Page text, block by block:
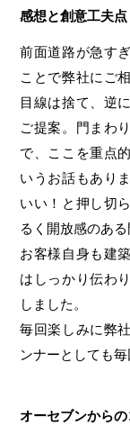
感想と創意工夫点
前面道路が急す
ことで弊社にご
目線は捨て、逆
ご提案。門まわ
で、ここを重点
いうお話もあり
いい！と押し切
るく開放感のあ
お客様自身も建
はしっかり伝わ
しました。
毎回楽しみに弊
ンナーとしても
オーセブンからの